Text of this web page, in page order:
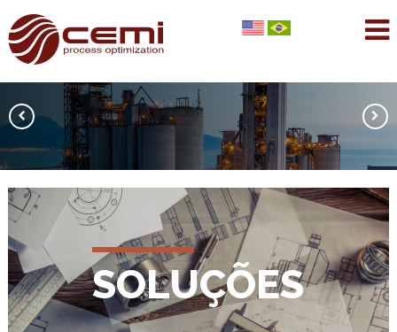
PIONEIRISMO A
SERVIÇO DA
INDÚSTRIA.
SOLUÇÕES